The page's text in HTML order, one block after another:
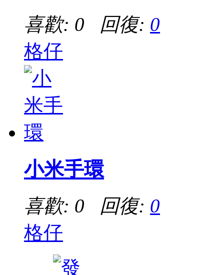
喜歡: 0 回復: 0
格仔
小米手環
喜歡: 0 回復: 0
格仔